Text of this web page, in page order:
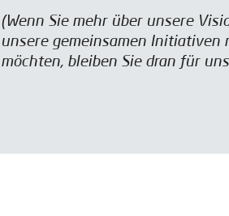
(Wenn Sie mehr über unsere
unsere gemeinsamen Initiativen
möchten, bleiben Sie dran für